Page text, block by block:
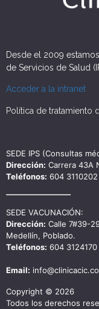
Desde el 2009
de Servicios de Salud
Acceder a la intranet
Política de tratamiento
SEDE IPS (Consultas
Dirección: Carrera 43A
Teléfonos: 604
SEDE VACUNACIÓN:
Dirección: Calle 7#39-
Medellín, Poblado.
Teléfonos: 604
Email:
Copyright © 2026
Todos los derechos